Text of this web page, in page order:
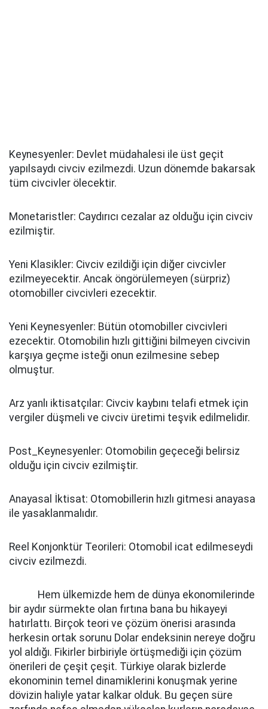
Keynesyenler: Devlet müdahalesi ile üst geçit
yapılsaydı civciv ezilmezdi. Uzun dönemde bakarsak
tüm civcivler ölecektir.
Monetaristler: Caydırıcı cezalar az olduğu için civciv
ezilmiştir.
Yeni Klasikler: Civciv ezildiği için diğer civcivler
ezilmeyecektir. Ancak öngörülemeyen (sürpriz)
otomobiller civcivleri ezecektir.
Yeni Keynesyenler: Bütün otomobiller civcivleri
ezecektir. Otomobilin hızlı gittiğini bilmeyen civcivin
karşıya geçme isteği onun ezilmesine sebep
olmuştur.
Arz yanlı iktisatçılar: Civciv kaybını telafi etmek için
vergiler düşmeli ve civciv üretimi teşvik edilmelidir.
Post_Keynesyenler: Otomobilin geçeceği belirsiz
olduğu için civciv ezilmiştir.
Anayasal İktisat: Otomobillerin hızlı gitmesi anayasa
ile yasaklanmalıdır.
Reel Konjonktür Teorileri: Otomobil icat edilmeseydi
civciv ezilmezdi.
Hem ülkemizde hem de dünya ekonomilerinde
bir aydır sürmekte olan fırtına bana bu hikayeyi
hatırlattı. Birçok teori ve çözüm önerisi arasında
herkesin ortak sorunu Dolar endeksinin nereye doğru
yol aldığı. Fikirler birbiriyle örtüşmediği için çözüm
önerileri de çeşit çeşit. Türkiye olarak bizlerde
ekonominin temel dinamiklerini konuşmak yerine
dövizin haliyle yatar kalkar olduk. Bu geçen süre